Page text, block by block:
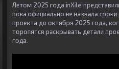
Летом 2025 года inXile
пока официально не назвала
проекта до октября 2025 года,
торопятся раскрывать детали
года.